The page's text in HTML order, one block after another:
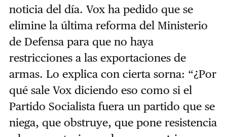
noticia del día. Vox ha pedido que se
elimine la última reforma del Ministerio
de Defensa para que no haya
restricciones a las exportaciones de
armas. Lo explica con cierta sorna: “¿Por
qué sale Vox diciendo eso como si el
Partido Socialista fuera un partido que se
niega, que obstruye, que pone resistencia